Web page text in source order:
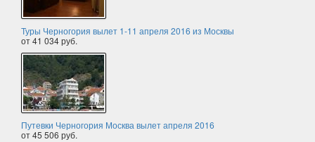
Туры Черногория вылет 1-11 апреля 2016 из Москвы
от 41 034 руб.
Путевки Черногория Москва вылет апреля 2016
от 45 506 руб.